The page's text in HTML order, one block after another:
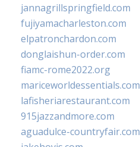
jannagrillspringfield.com
fujiyamacharleston.com
elpatronchardon.com
donglaishun-order.com
fiamc-rome2022.org
mariceworldessentials.com
lafisheriarestaurant.com
915jazzandmore.com
aguadulce-countryfair.com